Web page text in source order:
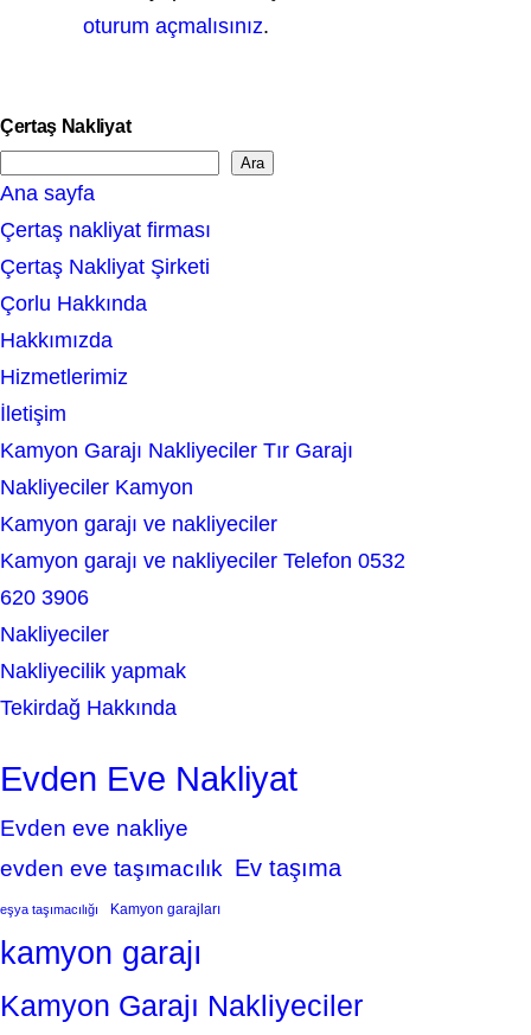
oturum açmalısınız.
Çertaş Nakliyat
e
a
r
c
h
Ara
Ana sayfa
Çertaş nakliyat firması
Çertaş Nakliyat Şirketi
Çorlu Hakkında
Hakkımızda
Hizmetlerimiz
İletişim
Kamyon Garajı Nakliyeciler Tır Garajı
Nakliyeciler Kamyon
Kamyon garajı ve nakliyeciler
Kamyon garajı ve nakliyeciler Telefon 0532
620 3906
Nakliyeciler
Nakliyecilik yapmak
Tekirdağ Hakkında
Evden Eve Nakliyat
Evden eve nakliye
evden eve taşımacılık Ev taşıma
eşya taşımacılığı Kamyon garajları
kamyon garajı
Kamyon Garajı Nakliyeciler